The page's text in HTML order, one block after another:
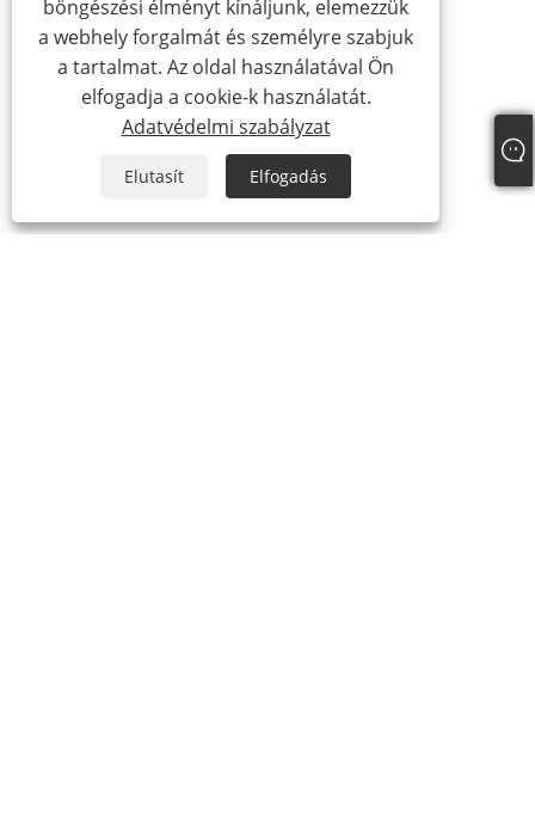
böngészési élményt kínáljunk, elemezzük
a webhely forgalmát és személyre szabjuk
a tartalmat. Az oldal használatával Ön
elfogadja a cookie-k használatát.
Adatvédelmi szabályzat
Elutasít Elfogadás